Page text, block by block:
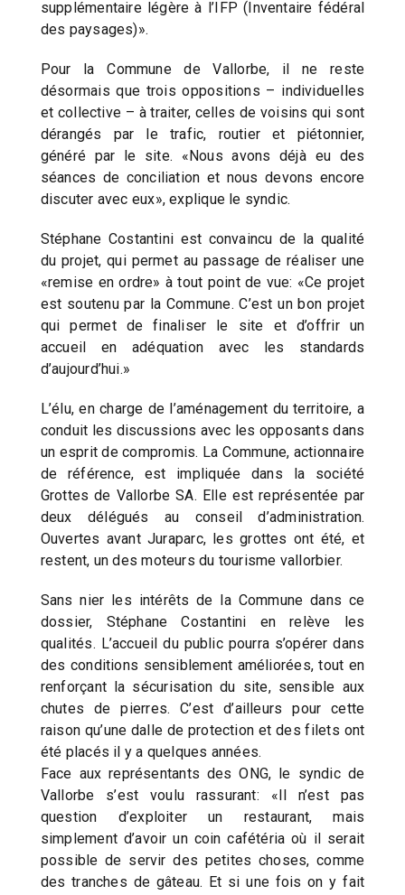
supplémentaire légère à l’IFP (Inventaire fédéral
des paysages)».
Pour la Commune de Vallorbe, il ne reste
désormais que trois oppositions – individuelles
et collective – à traiter, celles de voisins qui sont
dérangés par le trafic, routier et piétonnier,
généré par le site. «Nous avons déjà eu des
séances de conciliation et nous devons encore
discuter avec eux», explique le syndic.
Stéphane Costantini est convaincu de la qualité
du projet, qui permet au passage de réaliser une
«remise en ordre» à tout point de vue: «Ce projet
est soutenu par la Commune. C’est un bon projet
qui permet de finaliser le site et d’offrir un
accueil en adéquation avec les standards
d’aujourd’hui.»
L’élu, en charge de l’aménagement du territoire, a
conduit les discussions avec les opposants dans
un esprit de compromis. La Commune, actionnaire
de référence, est impliquée dans la société
Grottes de Vallorbe SA. Elle est représentée par
deux délégués au conseil d’administration.
Ouvertes avant Juraparc, les grottes ont été, et
restent, un des moteurs du tourisme vallorbier.
Sans nier les intérêts de la Commune dans ce
dossier, Stéphane Costantini en relève les
qualités. L’accueil du public pourra s’opérer dans
des conditions sensiblement améliorées, tout en
renforçant la sécurisation du site, sensible aux
chutes de pierres. C’est d’ailleurs pour cette
raison qu’une dalle de protection et des filets ont
été placés il y a quelques années.
Face aux représentants des ONG, le syndic de
Vallorbe s’est voulu rassurant: «Il n’est pas
question d’exploiter un restaurant, mais
simplement d’avoir un coin cafétéria où il serait
possible de servir des petites choses, comme
des tranches de gâteau. Et si une fois on y fait